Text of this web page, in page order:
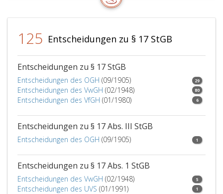
125 Entscheidungen zu § 17 StGB
Entscheidungen zu § 17 StGB
Entscheidungen des OGH (09/1905) 29
Entscheidungen des VwGH (02/1948) 80
Entscheidungen des VfGH (01/1980) 6
Entscheidungen zu § 17 Abs. III StGB
Entscheidungen des OGH (09/1905) 1
Entscheidungen zu § 17 Abs. 1 StGB
Entscheidungen des VwGH (02/1948) 5
Entscheidungen des UVS (01/1991) 1